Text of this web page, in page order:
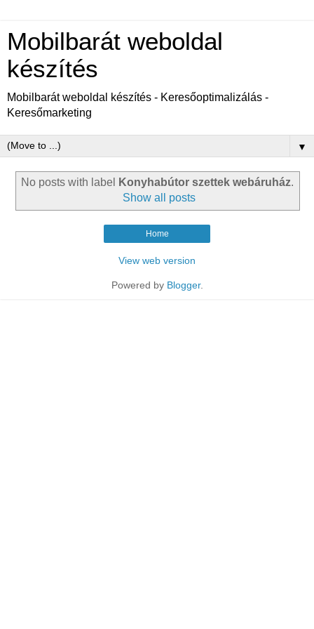
Mobilbarát weboldal
készítés
Mobilbarát weboldal készítés - Keresőoptimalizálás -
Keresőmarketing
▼
No posts with label Konyhabútor szettek webáruház.
Show all posts
Home
View web version
Powered by Blogger.